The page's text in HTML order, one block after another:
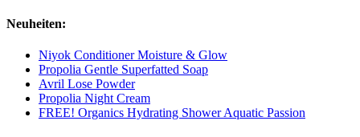
Neuheiten:
Niyok Conditioner Moisture & Glow
Propolia Gentle Superfatted Soap
Avril Lose Powder
Propolia Night Cream
FREE! Organics Hydrating Shower Aquatic Passion